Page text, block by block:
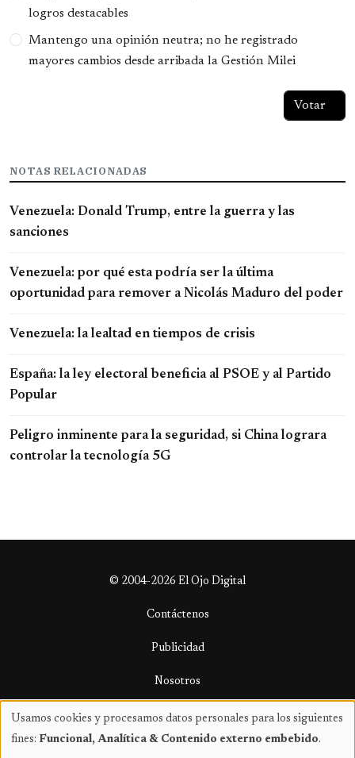
logros destacables
Mantengo una opinión neutra; no he registrado
mayores cambios desde arribada la Gestión Milei
NOTAS RELACIONADAS
Venezuela: Donald Trump, entre la guerra y las
sanciones
Venezuela: por qué esta podría ser la última
oportunidad para remover a Nicolás Maduro del poder
Venezuela: la lealtad en tiempos de crisis
España: la ley electoral beneficia al PSOE y al Partido
Popular
Peligro inminente para la seguridad, si China lograra
controlar la tecnología 5G
© 2004-2026 El Ojo Digital
Contáctenos
Publicidad
Nosotros
Términos y condiciones
Uso
Usamos cookies y procesamos datos personales para los siguientes
fines: Funcional, Analítica & Contenido externo embebido.